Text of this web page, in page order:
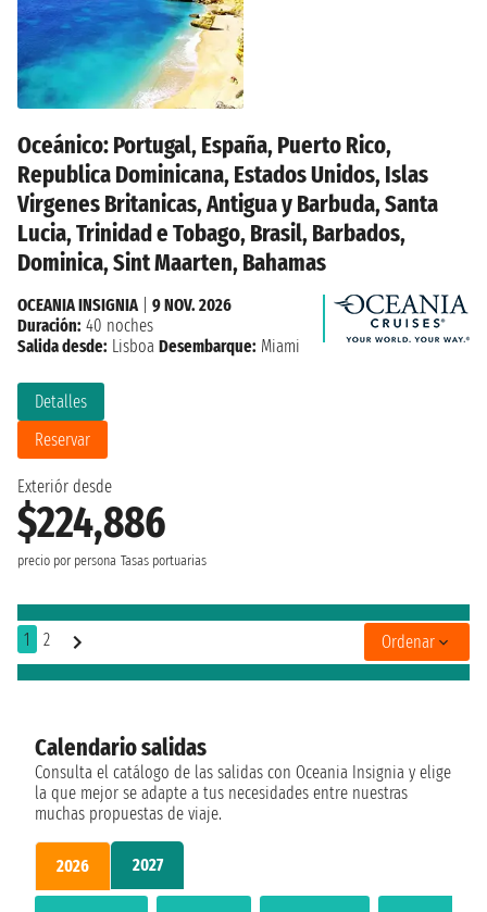
Oceánico: Portugal, España, Puerto Rico,
Republica Dominicana, Estados Unidos, Islas
Virgenes Britanicas, Antigua y Barbuda, Santa
Lucia, Trinidad e Tobago, Brasil, Barbados,
Dominica, Sint Maarten, Bahamas
Exteriór desde
$224,886
precio por persona Tasas portuarias
Detalles
Reservar
OCEANIA INSIGNIA
9 NOV. 2026
Duración: 40 noches
Salida desde: Lisboa Desembarque: Miami
1 2 Ordenar
Calendario salidas
Consulta el catálogo de las salidas con Oceania Insignia y elige
la que mejor se adapte a tus necesidades entre nuestras
muchas propuestas de viaje.
2026 2027